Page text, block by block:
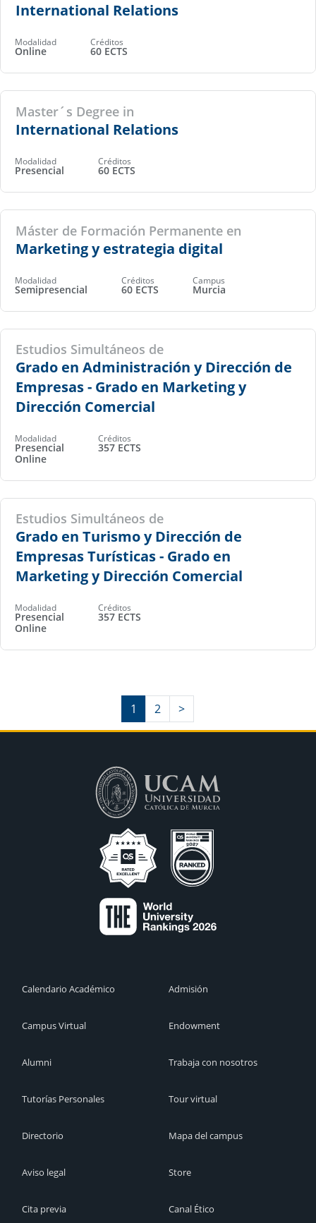
International Relations
Modalidad
Online
Créditos
60 ECTS
Master´s Degree in
International Relations
Modalidad
Presencial
Créditos
60 ECTS
Máster de Formación Permanente en
Marketing y estrategia digital
Modalidad
Semipresencial
Créditos
60 ECTS
Campus
Murcia
Estudios Simultáneos de
Grado en Administración y Dirección de
Empresas - Grado en Marketing y
Dirección Comercial
Modalidad
Presencial
Online
Créditos
357 ECTS
Estudios Simultáneos de
Grado en Turismo y Dirección de
Empresas Turísticas - Grado en
Marketing y Dirección Comercial
Modalidad
Presencial
Online
Créditos
357 ECTS
1 2 >
Calendario Académico
Campus Virtual
Alumni
Tutorías Personales
Directorio
Aviso legal
Cita previa
Admisión
Endowment
Trabaja con nosotros
Tour virtual
Mapa del campus
Store
Canal Ético